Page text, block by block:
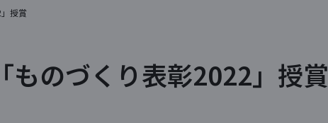
授賞
ものづくり表彰2022」授賞